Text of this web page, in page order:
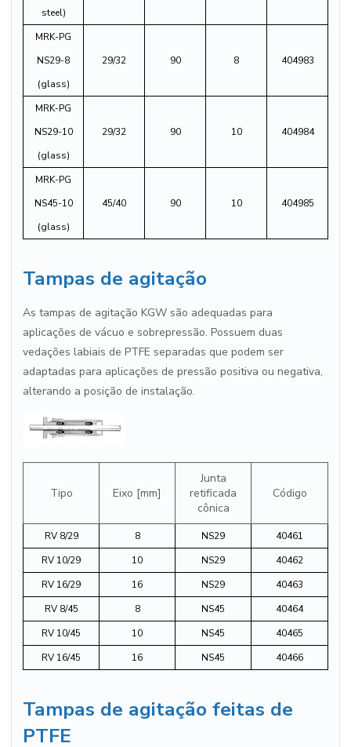
steel)
MRK-PG
NS29-8
(glass)
29/32 90 8 404983
MRK-PG
NS29-10
(glass)
29/32 90 10 404984
MRK-PG
NS45-10
(glass)
45/40 90 10 404985
Tampas de agitação
As tampas de agitação KGW são adequadas para
aplicações de vácuo e sobrepressão. Possuem duas
vedações labiais de PTFE separadas que podem ser
adaptadas para aplicações de pressão positiva ou negativa,
alterando a posição de instalação.
Tipo Eixo [mm]
Junta
retificada
cônica
Código
RV 8/29 8 NS29
40461
RV 10/29
10 NS29
40462
RV 16/29
16 NS29
40463
RV 8/45
8 NS45
40464
RV 10/45
10 NS45
40465
RV 16/45
16 NS45 40466
Tampas de agitação feitas de
PTFE